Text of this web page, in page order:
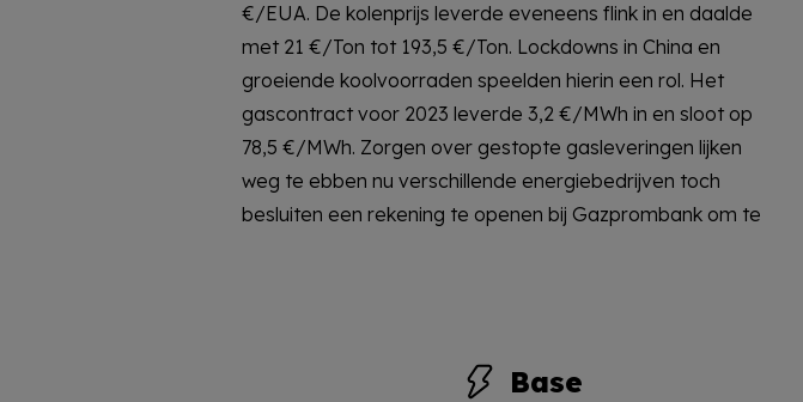
€/EUA. De kolenprijs leverde eveneens flink in en daalde
met 21 €/Ton tot 193,5 €/Ton. Lockdowns in China en
groeiende koolvoorraden speelden hierin een rol. Het
gascontract voor 2023 leverde 3,2 €/MWh in en sloot op
78,5 €/MWh. Zorgen over gestopte gasleveringen lijken
weg te ebben nu verschillende energiebedrijven toch
besluiten een rekening te openen bij Gazprombank om te
Base